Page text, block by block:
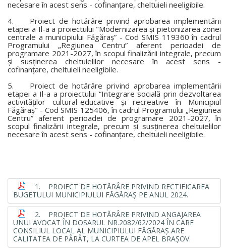
necesare în acest sens - cofinanţare, cheltuieli neeligibile.
4. Proiect de hotărâre privind aprobarea implementării
etapei a Il-a a proiectului "Modernizarea şi pietonizarea zonei
centrale a municipiului Făgăraş” - Cod SMIS 119360 în cadrul
Programului „Regiunea Centru” aferent perioadei de
programare 2021-2027, în scopul finalizării integrale, precum
şi susţinerea cheltuielilor necesare în acest sens -
cofinanţare, cheltuieli neeligibile.
5. Proiect de hotărâre privind aprobarea implementării
etapei a Il-a a proiectului “Integrare socială prin dezvoltarea
activităţilor cultural-educative şi recreative în Municipiul
Făgăraş" - Cod SMIS 125406, în cadrul Programului „Regiunea
Centru” aferent perioadei de programare 2021-2027, în
scopul finalizării integrale, precum şi susţinerea cheltuielilor
necesare în acest sens - cofinanţare, cheltuieli neeligibile.
1. PROIECT DE HOTĂRÂRE PRIVIND RECTIFICAREA
BUGETULUI MUNICIPIULUI FĂGĂRAŞ PE ANUL 2024.
2. PROIECT DE HOTĂRÂRE PRIVIND ANGAJAREA
UNUI AVOCAT ÎN DOSARUL NR.2082/62/2024 ÎN CARE
CONSILIUL LOCAL AL MUNICIPIULUI FĂGĂRAŞ ARE
CALITATEA DE PÂRÂT, LA CURTEA DE APEL BRAŞOV.